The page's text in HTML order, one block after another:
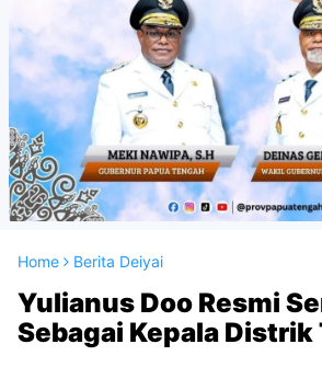
Home Berita Deiyai
Yulianus Doo Resmi
Sebagai Kepala